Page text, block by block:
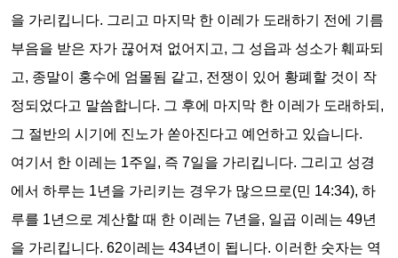
을 가리킵니다. 그리고 마지막 한 이레가 도래하기 전에 기름
부음을 받은 자가 끊어져 없어지고, 그 성읍과 성소가 훼파되
고, 종말이 홍수에 엄몰됨 같고, 전쟁이 있어 황폐할 것이 작
정되었다고 말씀합니다. 그 후에 마지막 한 이레가 도래하되 ,
그 절반의 시기에 진노가 쏟아진다고 예언하고 있습니다.
여기서 한 이레는 1주일, 즉 7일을 가리킵니다. 그리고 성경
에서 하루는 1년을 가리키는 경우가 많으므로(민 14:34), 하
루를 1년으로 계산할 때 한 이레는 7년을, 일곱 이레는 49년
을 가리킵니다. 62이레는 434년이 됩니다. 이러한 숫자는 역